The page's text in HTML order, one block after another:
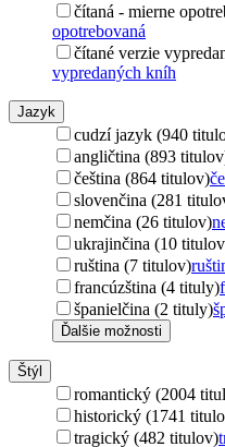
čítaná - mierne
opotrebovaná
čítané verzie
vypredaných kníh
Jazyk
cudzí jazyk (940
angličtina (893
čeština (864 titulov)
slovenčina (281
nemčina (26 titulov)
ukrajinčina (10
ruština (7 titulov)
francúzština (4 tituly)
španielčina (2 tituly)
Ďalšie možnosti
Štýl
romantický (2004
historický (1741
tragický (482 titulov)